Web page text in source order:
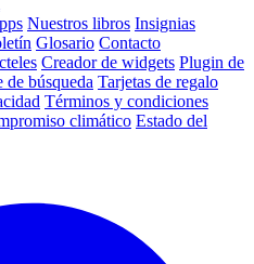
Nuestros libros Insignias
Glosario Contacto
Creador de widgets Plugin de
de búsqueda Tarjetas de regalo
Términos y condiciones
climático Estado del